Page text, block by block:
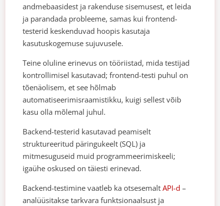
andmebaasidest ja rakenduse sisemusest, et leida
ja parandada probleeme, samas kui frontend-
testerid keskenduvad hoopis kasutaja
kasutuskogemuse sujuvusele.
Teine oluline erinevus on tööriistad, mida testijad
kontrollimisel kasutavad; frontend-testi puhul on
tõenäolisem, et see hõlmab
automatiseerimisraamistikku, kuigi sellest võib
kasu olla mõlemal juhul.
Backend-testerid kasutavad peamiselt
struktureeritud päringukeelt (SQL) ja
mitmesuguseid muid programmeerimiskeeli;
igaühe oskused on täiesti erinevad.
Backend-testimine vaatleb ka otsesemaltAPI-d –
analüüsitakse tarkvara funktsionaalsust ja